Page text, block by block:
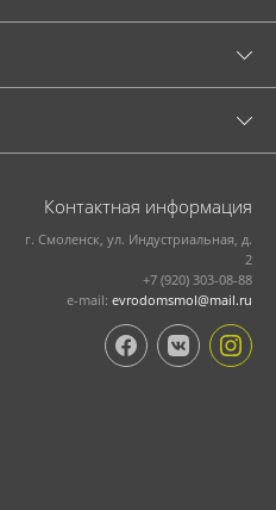
Контактная информация
г. Смоленск, ул. Индустриальная, д.
2
+7 (920) 303-08-88
e-mail: evrodomsmol@mail.ru